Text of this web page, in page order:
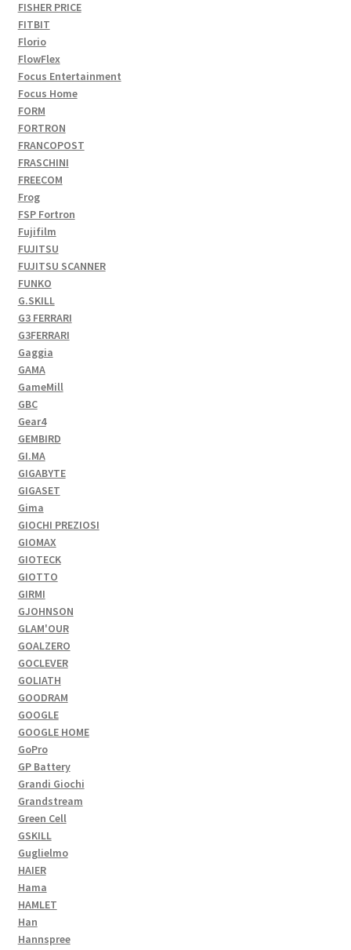
FISHER PRICE
FITBIT
Florio
FlowFlex
Focus Entertainment
Focus Home
FORM
FORTRON
FRANCOPOST
FRASCHINI
FREECOM
Frog
FSP Fortron
Fujifilm
FUJITSU
FUJITSU SCANNER
FUNKO
G.SKILL
G3 FERRARI
G3FERRARI
Gaggia
GAMA
GameMill
GBC
Gear4
GEMBIRD
GI.MA
GIGABYTE
GIGASET
Gima
GIOCHI PREZIOSI
GIOMAX
GIOTECK
GIOTTO
GIRMI
GJOHNSON
GLAM'OUR
GOALZERO
GOCLEVER
GOLIATH
GOODRAM
GOOGLE
GOOGLE HOME
GoPro
GP Battery
Grandi Giochi
Grandstream
Green Cell
GSKILL
Guglielmo
HAIER
Hama
HAMLET
Han
Hannspree